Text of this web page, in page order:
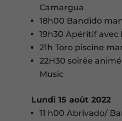
Camargua
18h00 Bandido
19h30 Apéritif avec
21h Toro piscine
22H30 soirée
Music
Lundi 15 août 2022
11 h00 Abrivado/